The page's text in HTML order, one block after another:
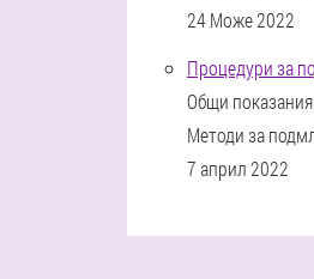
24 Може 2022
Процедури за
Общи
Методи за
7 април 2022